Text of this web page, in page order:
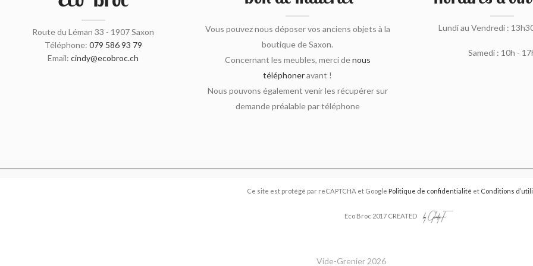
Route du Léman 33 - 1907 Saxon
Téléphone: 079 586 93 79
Email:cindy@ecobroc.ch
Vous pouvez nous déposer vos anciens objets à la
boutique de Saxon.
Concernant les meubles, merci denous
téléphoneravant !
Nous pouvons également venir les récupérer sur
demande préalable par téléphone
Lundi au Vendredi :
Samedi : 10h -
Ce site est protégé par reCAPTCHA et Google Politique de confidentialité et Conditions
Eco Broc 2017 CREATED
Vide-Grenier 2026